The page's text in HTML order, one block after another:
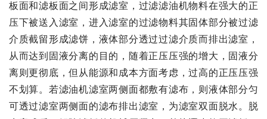
板面和滤板面之间形成滤室，过滤滤油机物料在强大的正
压下被送入滤室，进入滤室的过滤物料其固体部分被过滤
介质截留形成滤饼，液体部分透过过滤介质而排出滤室，
从而达到固液分离的目的，随着正压压强的增大，固液分
离则更彻底，但从能源和成本方面考虑，过高的正压压强
不划算。若滤油机滤室两侧面都敷有滤布，则液体部分匀
可透过滤室两侧面的滤布排出滤室，为滤室双面脱水。脱